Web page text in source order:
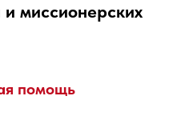
миссионерских
помощь